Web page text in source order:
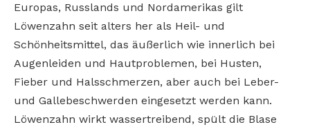
Europas, Russlands und Nordamerikas gilt
Löwenzahn seit alters her als Heil- und
Schönheitsmittel, das äußerlich wie innerlich bei
Augenleiden und Hautproblemen, bei Husten,
Fieber und Halsschmerzen, aber auch bei Leber-
und Gallebeschwerden eingesetzt werden kann.
Löwenzahn wirkt wassertreibend, spült die Blase